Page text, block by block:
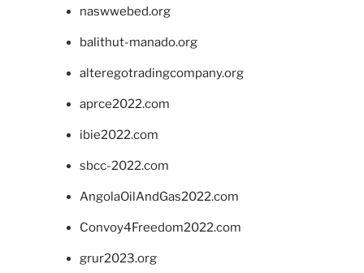
naswwebed.org
balithut-manado.org
alteregotradingcompany.org
aprce2022.com
ibie2022.com
sbcc-2022.com
AngolaOilAndGas2022.com
Convoy4Freedom2022.com
grur2023.org